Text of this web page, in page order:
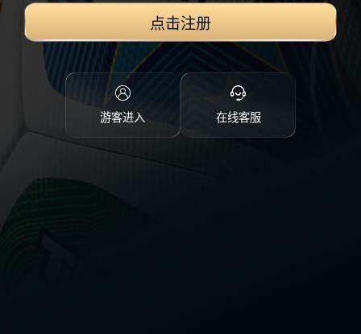
点击注册
游客进入 在线客服